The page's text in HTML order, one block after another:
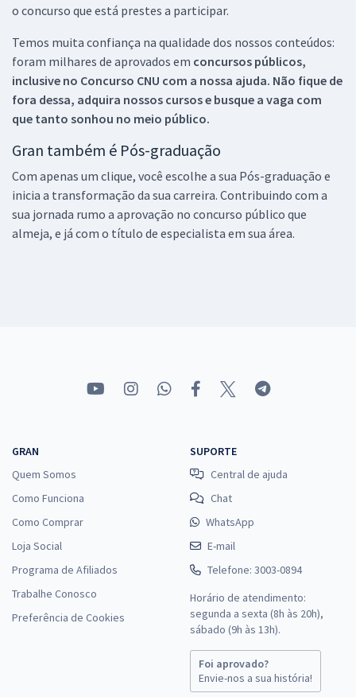
o concurso que está prestes a participar.
Temos muita confiança na qualidade dos nossos conteúdos:
foram milhares de aprovados em concursos públicos,
inclusive no Concurso CNU com a nossa ajuda. Não fique de
fora dessa, adquira nossos cursos e busque a vaga com
que tanto sonhou no meio público.
Gran também é Pós-graduação
Com apenas um clique, você escolhe a sua Pós-graduação e
inicia a transformação da sua carreira. Contribuindo com a
sua jornada rumo a aprovação no concurso público que
almeja, e já com o título de especialista em sua área.
GRAN
Quem Somos
Como Funciona
Como Comprar
Loja Social
Programa de Afiliados
Trabalhe Conosco
Preferência de Cookies
SUPORTE
Central de ajuda
Chat
WhatsApp
E-mail
Telefone: 3003-0894
Horário de atendimento:
segunda a sexta (8h às 20h),
sábado (9h às 13h).
Foi aprovado?
Envie-nos a sua história!